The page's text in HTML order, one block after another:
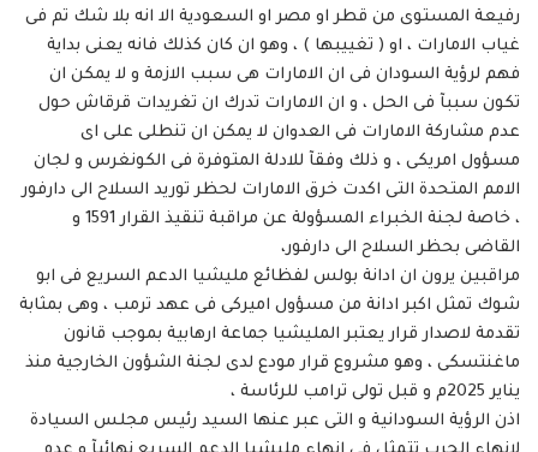
رفيعة المستوى من قطر او مصر او السعودية الا انه بلا شك تم فى
غياب الامارات ، او ( تغييبها ) ، وهو ان كان كذلك فانه يعنى بداية
فهم لرؤية السودان فى ان الامارات هى سبب الازمة و لا يمكن ان
تكون سببآ فى الحل ، و ان الامارات تدرك ان تغريدات قرقاش حول
عدم مشاركة الامارات فى العدوان لا يمكن ان تنطلى على اى
مسؤول امريكى ، و ذلك وفقآ للادلة المتوفرة فى الكونغرس و لجان
الامم المتحدة التى اكدت خرق الامارات لحظر توريد السلاح الى دارفور
، خاصة لجنة الخبراء المسؤولة عن مراقبة تنقيذ القرار 1591 و
القاضى بحظر السلاح الى دارفور،
مراقبين يرون ان ادانة بولس لفظائع مليشيا الدعم السريع فى ابو
شوك تمثل اكبر ادانة من مسؤول اميركى فى عهد ترمب ، وهى بمثابة
تقدمة لاصدار قرار يعتبر المليشيا جماعة ارهابية بموجب قانون
ماغنتسكى ، وهو مشروع قرار مودع لدى لجنة الشؤون الخارجية منذ
يناير 2025م و قبل تولى ترامب للرئاسة ،
اذن الرؤية السودانية و التى عبر عنها السيد رئيس مجلس السيادة